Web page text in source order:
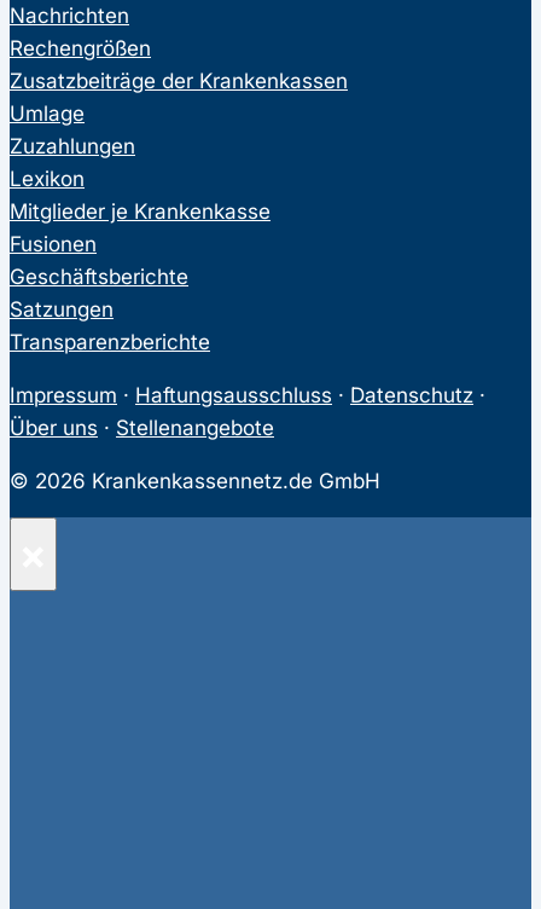
Nachrichten
Rechengrößen
Zusatzbeiträge der Krankenkassen
Umlage
Zuzahlungen
Lexikon
Mitglieder je Krankenkasse
Fusionen
Geschäftsberichte
Satzungen
Transparenzberichte
Impressum · Haftungsausschluss · Datenschutz ·
Über uns · Stellenangebote
© 2026 Krankenkassennetz.de GmbH